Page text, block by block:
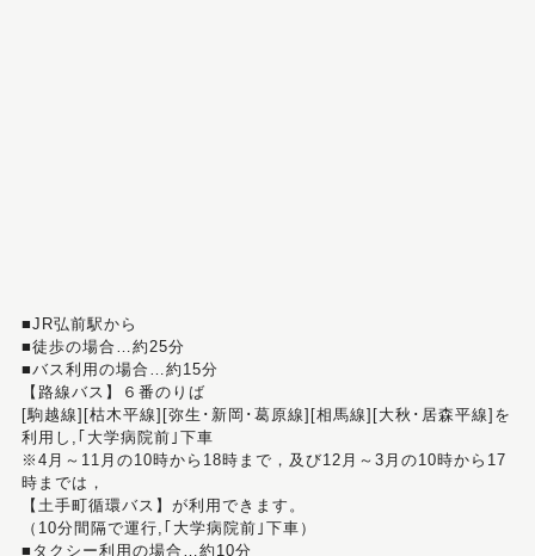
■JR弘前駅から
■徒歩の場合…約25分
■バス利用の場合…約15分
【路線バス】６番のりば
[駒越線][枯木平線][弥生･新岡･葛原線][相馬線][大秋･居森平線]を
利用し,｢大学病院前｣下車
※4月～11月の10時から18時まで，及び12月～3月の10時から17
時までは，
【土手町循環バス】が利用できます。
（10分間隔で運行,｢大学病院前｣下車）
■タクシー利用の場合…約10分